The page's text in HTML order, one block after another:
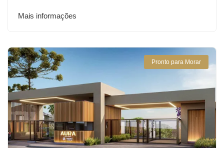
Mais informações
Pronto para Morar